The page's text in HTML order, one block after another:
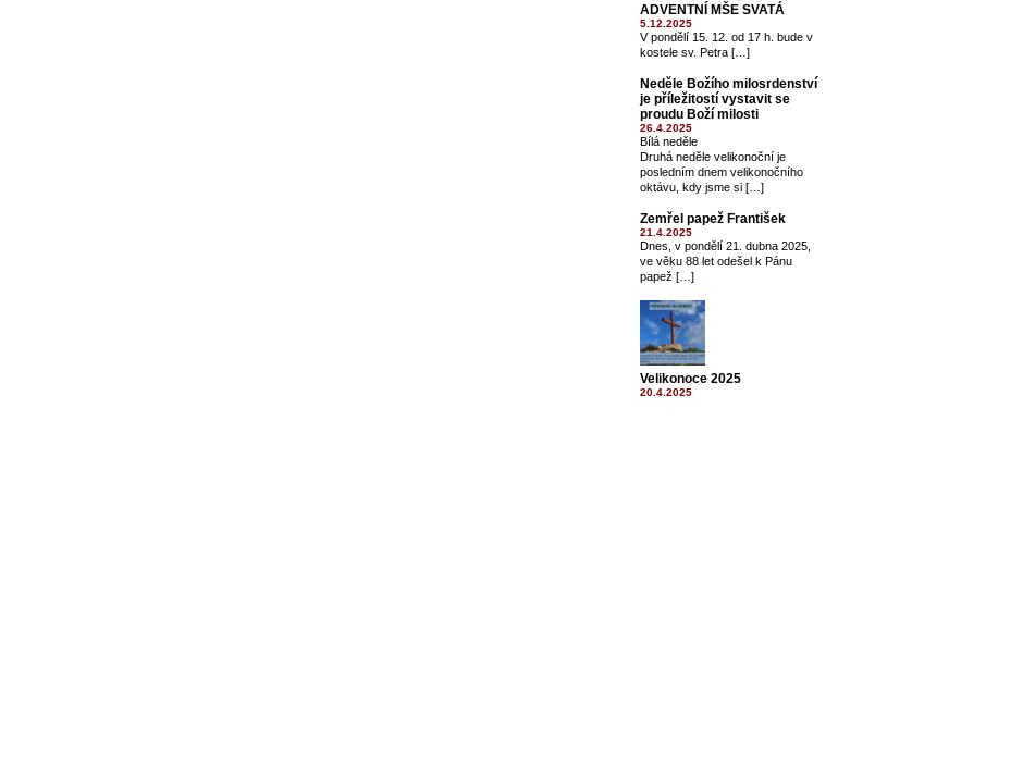
ADVENTNÍ MŠE SVATÁ
5.12.2025
V pondělí 15. 12. od 17 h. bude v
kostele sv. Petra […]
Neděle Božího milosrdenství
je příležitostí vystavit se
proudu Boží milosti
26.4.2025
Bílá neděle
Druhá neděle velikonoční je
posledním dnem velikonočního
oktávu, kdy jsme si […]
Zemřel papež František
21.4.2025
Dnes, v pondělí 21. dubna 2025,
ve věku 88 let odešel k Pánu
papež […]
Velikonoce 2025
20.4.2025